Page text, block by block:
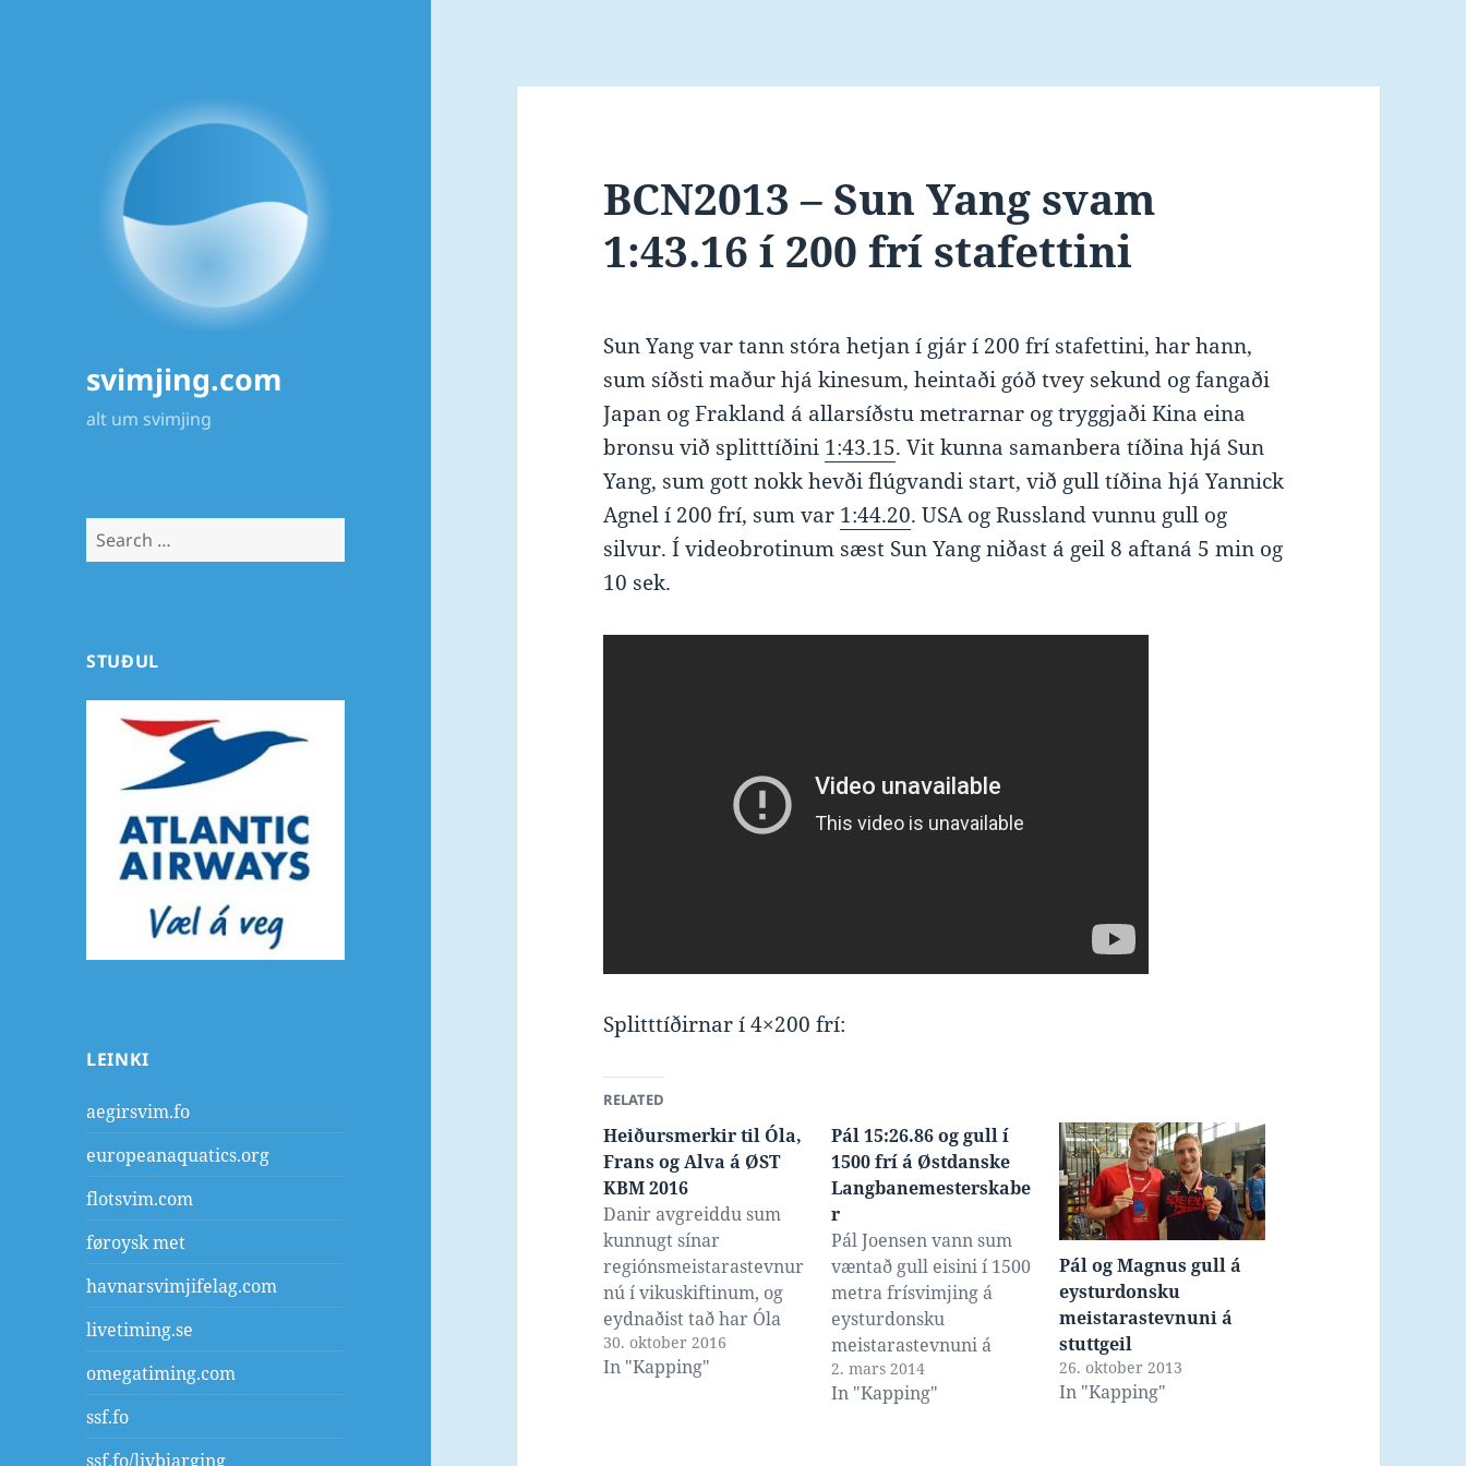
svimjing.com
alt um svimjing
Search
for:
STUÐUL
LEINKI
aegirsvim.fo
europeanaquatics.org
flotsvim.com
føroysk met
havnarsvimjifelag.com
livetiming.se
omegatiming.com
ssf.fo
ssf.fo/livbjarging
BCN2013 – Sun Yang svam
1:43.16 í 200 frí stafettini
Sun Yang var tann stóra hetjan í gjár í 200 frí stafettini, har hann,
sum síðsti maður hjá kinesum, heintaði góð tvey sekund og fangaði
Japan og Frakland á allarsíðstu metrarnar og tryggjaði Kina eina
bronsu við splitttíðini 1:43.15. Vit kunna samanbera tíðina hjá Sun
Yang, sum gott nokk hevði flúgvandi start, við gull tíðina hjá Yannick
Agnel í 200 frí, sum var 1:44.20. USA og Russland vunnu gull og
silvur. Í videobrotinum sæst Sun Yang niðast á geil 8 aftaná 5 min og
10 sek.
Splitttíðirnar í 4×200 frí:
RELATED
Heiðursmerkir til Óla,
Frans og Alva á ØST
KBM 2016
Danir avgreiddu sum
kunnugt sínar
regiónsmeistarastevnur
nú í vikuskiftinum, og
eydnaðist tað har Óla
Mortensen og Fransi
Johannesen at gerast
30. oktober 2016
In "Kapping"
Pál 15:26.86 og gull í
1500 frí á Østdanske
Langbanemesterskabe
r
Pál Joensen vann sum
væntað gull eisini í 1500
metra frísvimjing á
eysturdonsku
meistarastevnuni á
langgeil, tá ið teir fyri
løtu síðani avgreiddu
2. mars 2014
In "Kapping"
Pál og Magnus gull á
eysturdonsku
meistarastevnuni á
stuttgeil
26. oktober 2013
In "Kapping"